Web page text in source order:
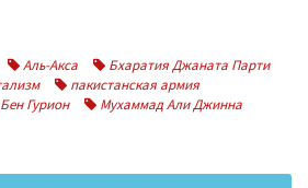
Аль-Акса
Бхаратия Джаната Парти
пакистанская армия
Гурион
Мухаммад Али Джинна